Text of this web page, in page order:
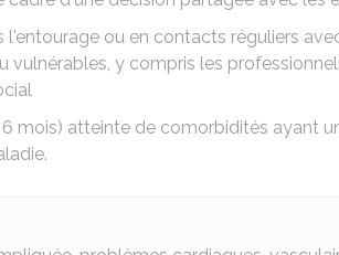
l'entourage ou en contacts réguliers
vulnérables, y compris les
6 mois) atteinte de comorbidités ayant